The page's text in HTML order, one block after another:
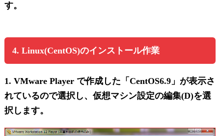
す。
4. Linux(CentOS)のインストール作業
1. VMware Player で作成した「CentOS6.9」が表示さ
れているので選択し、仮想マシン設定の編集(D)を選
択します。